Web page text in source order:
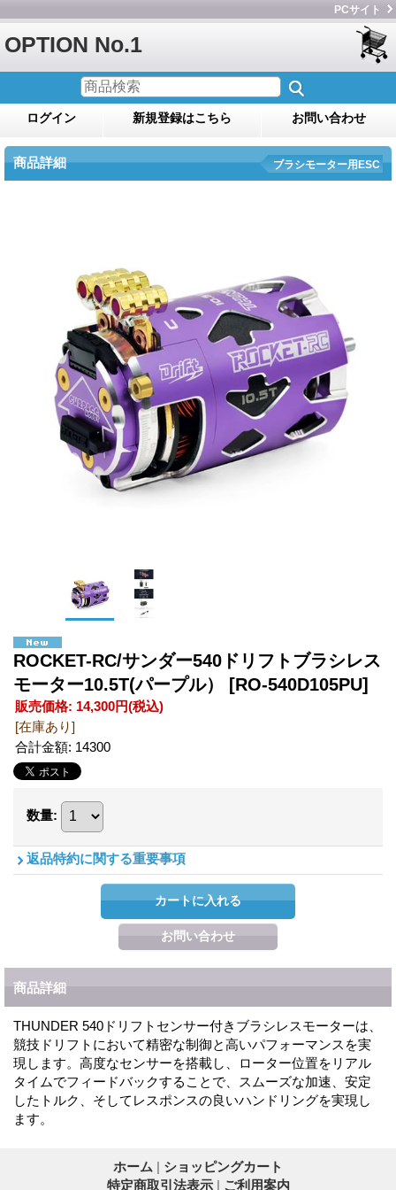
PCサイト
OPTION No.1
ログイン 新規登録はこちら お問い合わせ
商品詳細 ブラシモーター用ESC
ROCKET-RC/サンダー540ドリフトブラシレス
モーター10.5T(パープル） [RO-540D105PU]
販売価格: 14,300円(税込)
[在庫あり]
合計金額: 14300
数量:
返品特約に関する重要事項
商品詳細
THUNDER 540ドリフトセンサー付きブラシレスモーターは、
競技ドリフトにおいて精密な制御と高いパフォーマンスを実
現します。高度なセンサーを搭載し、ローター位置をリアル
タイムでフィードバックすることで、スムーズな加速、安定
したトルク、そしてレスポンスの良いハンドリングを実現し
ます。
ホーム | ショッピングカート
特定商取引法表示 | ご利用案内